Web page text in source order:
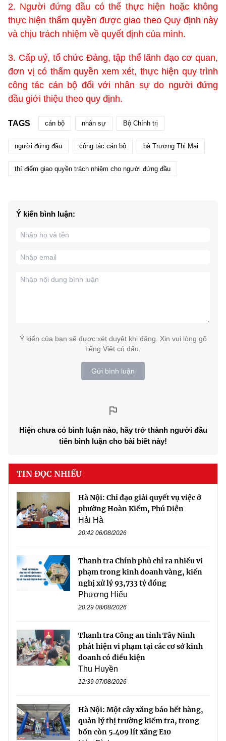
2. Người đứng đầu có thể thực hiện hoặc không
thực hiện thẩm quyền được giao theo Quy định này
và chịu trách nhiệm về quyết định của mình.
3. Cấp uỷ, tổ chức Đảng, tập thể lãnh đạo cơ quan,
đơn vị có thẩm quyền xem xét, thực hiện quy trình
công tác cán bộ đối với nhân sự do người đứng
đầu giới thiệu theo quy định.
TAGS cán bộ nhân sự Bộ Chính trị
người đứng đầu công tác cán bộ bà Trương Thị Mai
thí điểm giao quyền trách nhiệm cho người đứng đầu
Ý kiến bình luận:
Ý kiến của bạn sẽ được xét duyệt khi đăng. Xin vui lòng gõ
tiếng Việt có dấu.
Gửi bình luận
Hiện chưa có bình luận nào, hãy trở thành người đầu
tiên bình luận cho bài biết này!
TIN ĐỌC NHIỀU
Hà Nội: Chỉ đạo giải quyết vụ việc ở
phường Hoàn Kiếm, Phú Diễn
Hải Hà
20:42 06/08/2026
Thanh tra Chính phủ chỉ ra nhiều vi
phạm trong kinh doanh vàng, kiến
nghị xử lý 93,733 tỷ đồng
Phương Hiếu
20:29 08/08/2026
Thanh tra Công an tỉnh Tây Ninh
phát hiện vi phạm tại các cơ sở kinh
doanh có điều kiện
Thu Huyền
12:39 07/08/2026
Hà Nội: Một cây xăng báo hết hàng,
quản lý thị trường kiểm tra, trong
bồn còn 5.409 lít xăng E10